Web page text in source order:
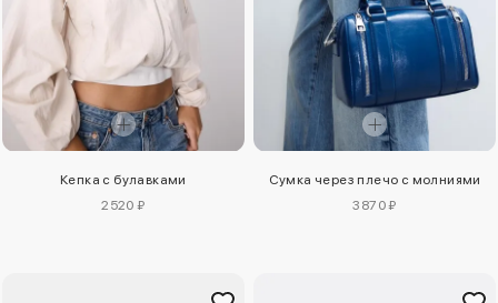
Кепка с булавками
2520 ₽
Сумка через плечо с молниями
3870 ₽